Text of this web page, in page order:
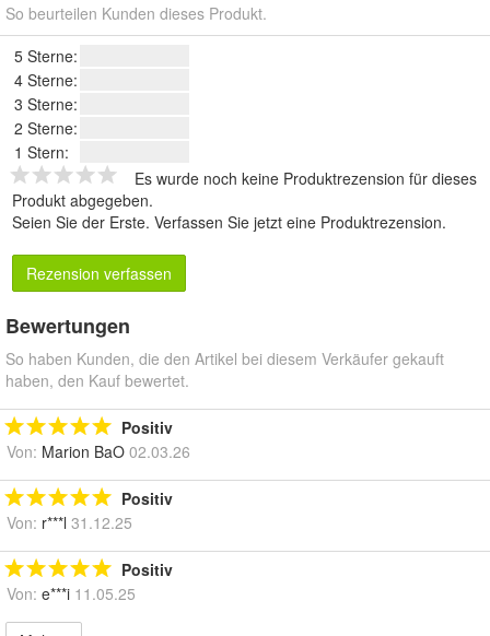
So beurteilen Kunden dieses Produkt.
5 Sterne:
4 Sterne:
3 Sterne:
2 Sterne:
1 Stern:
Es wurde noch keine Produktrezension für dieses
Produkt abgegeben.
Seien Sie der Erste. Verfassen Sie jetzt eine Produktrezension.
Rezension verfassen
Bewertungen
So haben Kunden, die den Artikel bei diesem Verkäufer gekauft
haben, den Kauf bewertet.
Positiv
Von: Marion BaO 02.03.26
Positiv
Von: r***l 31.12.25
Positiv
Von: e***i 11.05.25